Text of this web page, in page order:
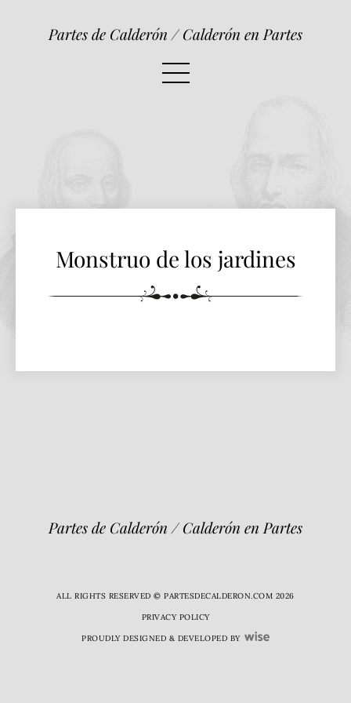
Partes de Calderón / Calderón en Partes
Monstruo de los jardines
Partes de Calderón / Calderón en Partes
ALL RIGHTS RESERVED © PARTESDECALDERON.COM 2026
PRIVACY POLICY
PROUDLY DESIGNED & DEVELOPED BY